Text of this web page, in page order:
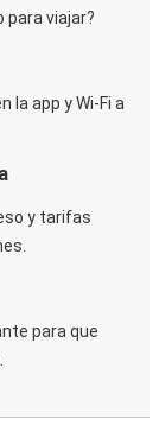
para viajar?
la app y Wi-Fi a
y tarifas
para que